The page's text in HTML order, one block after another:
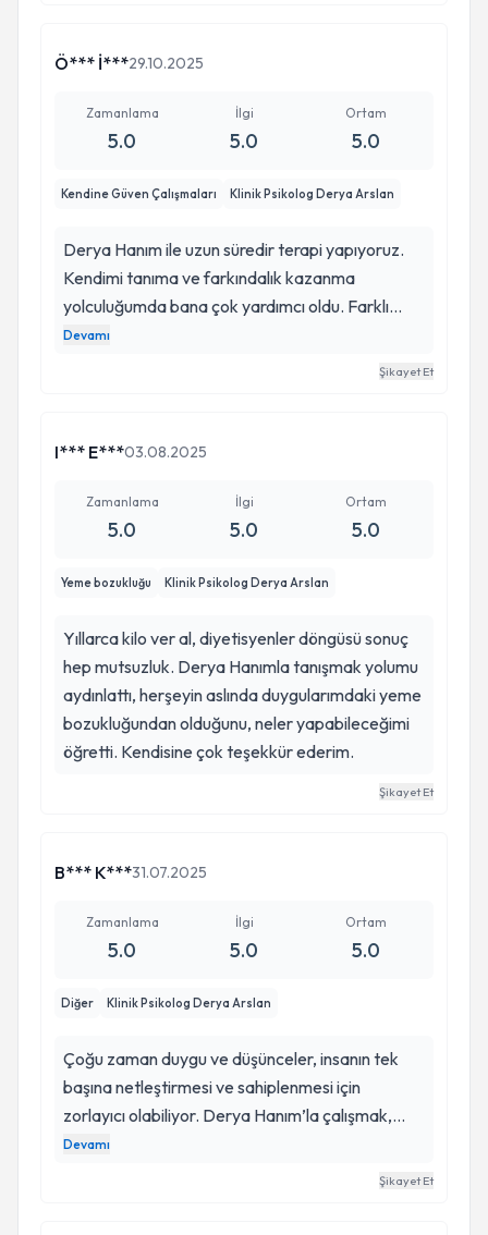
Proje Yazma Eğitimi
Sempozyumu
Bilişsel Davranışçı Terapi Işığında Uyku
Değişim Benimle Başlar Projesi ,Cinsel Şiddet
Temel Farkındalık Eğitimleri: Cinsel Şiddet,
Kavramlar, Müdehale Yöntemleri Modülü
Madde Kullanım Bozukluğu Atölyesi
Psikodiyet
Duygusal Yemede Kendine Yardım Atölyesi
Sınırlar Atölyesi
Öz farkındalık Grup Çalışmaları
İlişki Odaklı Grup Çalışmaları
Ö*** İ***29.10.2025
Zamanlama
5.0
İlgi
5.0
Ortam
5.0
Kendine Güven Çalışmaları Klinik Psikolog Derya Arslan
Derya Hanım ile uzun süredir terapi yapıyoruz.
Kendimi tanıma ve farkındalık kazanma
yolculuğumda bana çok yardımcı oldu. Farklı
bakış açıları ile sorunlarım üzerine çok yönlü
düşünmemi sağladı. İyileşme sürecimde bana
Devamı
Şikayet Et
I*** E***03.08.2025
Zamanlama
5.0
İlgi
5.0
Ortam
5.0
Yeme bozukluğu Klinik Psikolog Derya Arslan
Yıllarca kilo ver al, diyetisyenler döngüsü sonuç
hep mutsuzluk. Derya Hanımla tanışmak yolumu
aydınlattı, herşeyin aslında duygularımdaki yeme
bozukluğundan olduğunu, neler yapabileceğimi
öğretti. Kendisine çok teşekkür ederim.
Şikayet Et
B*** K***31.07.2025
Zamanlama
5.0
İlgi
5.0
Ortam
5.0
Diğer Klinik Psikolog Derya Arslan
Çoğu zaman duygu ve düşünceler, insanın tek
başına netleştirmesi ve sahiplenmesi için
zorlayıcı olabiliyor. Derya Hanım’la çalışmak,
bazen sakinlik içinde, bazen de neşeli bir
gürültüyle yüzünüze tutulan ve sizinle konuşan bir
Devamı
Şikayet Et